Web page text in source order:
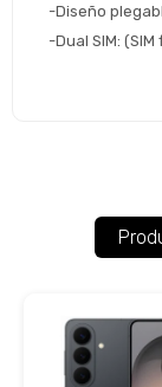
-Diseño
-Dual SIM: